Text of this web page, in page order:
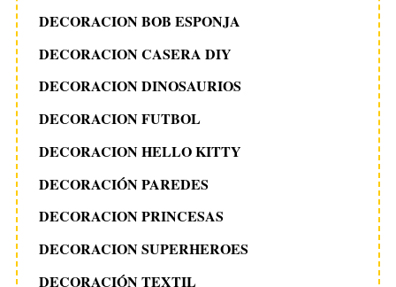
DECORACION BOB ESPONJA
DECORACION CASERA DIY
DECORACION DINOSAURIOS
DECORACION FUTBOL
DECORACION HELLO KITTY
DECORACIÓN PAREDES
DECORACION PRINCESAS
DECORACION SUPERHEROES
DECORACIÓN TEXTIL